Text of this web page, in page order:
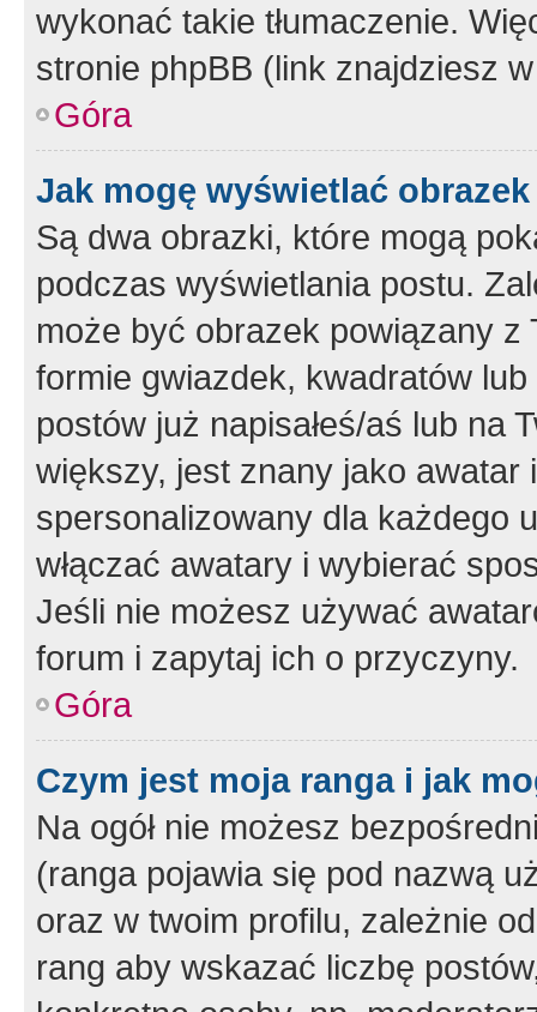
wykonać takie tłumaczenie.
stronie phpBB (link znajdziesz
Góra
Jak mogę wyświetlać
Są dwa obrazki, które mogą
podczas wyświetlania postu.
może być obrazek powiązany z
formie gwiazdek, kwadratów
postów już napisałeś/aś lub na
większy, jest znany jako
spersonalizowany dla każdego
włączać awatary i wybierać
Jeśli nie możesz używać
forum i zapytaj ich o przyczyny.
Góra
Czym jest moja ranga i jak
Na ogół nie możesz
(ranga pojawia się pod nazwą
oraz w twoim profilu, zależnie
rang aby wskazać liczbę